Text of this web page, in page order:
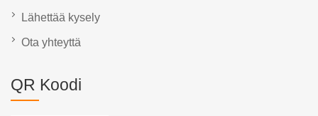
Lähettää kysely
Ota yhteyttä
QR Koodi